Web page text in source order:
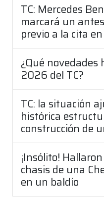
TC: Mercedes
marcará un
previo a la cita
¿Qué
2026 del TC?
TC: la situación
histórica
construcción de
¡Insólito!
chasis de una
en un baldío